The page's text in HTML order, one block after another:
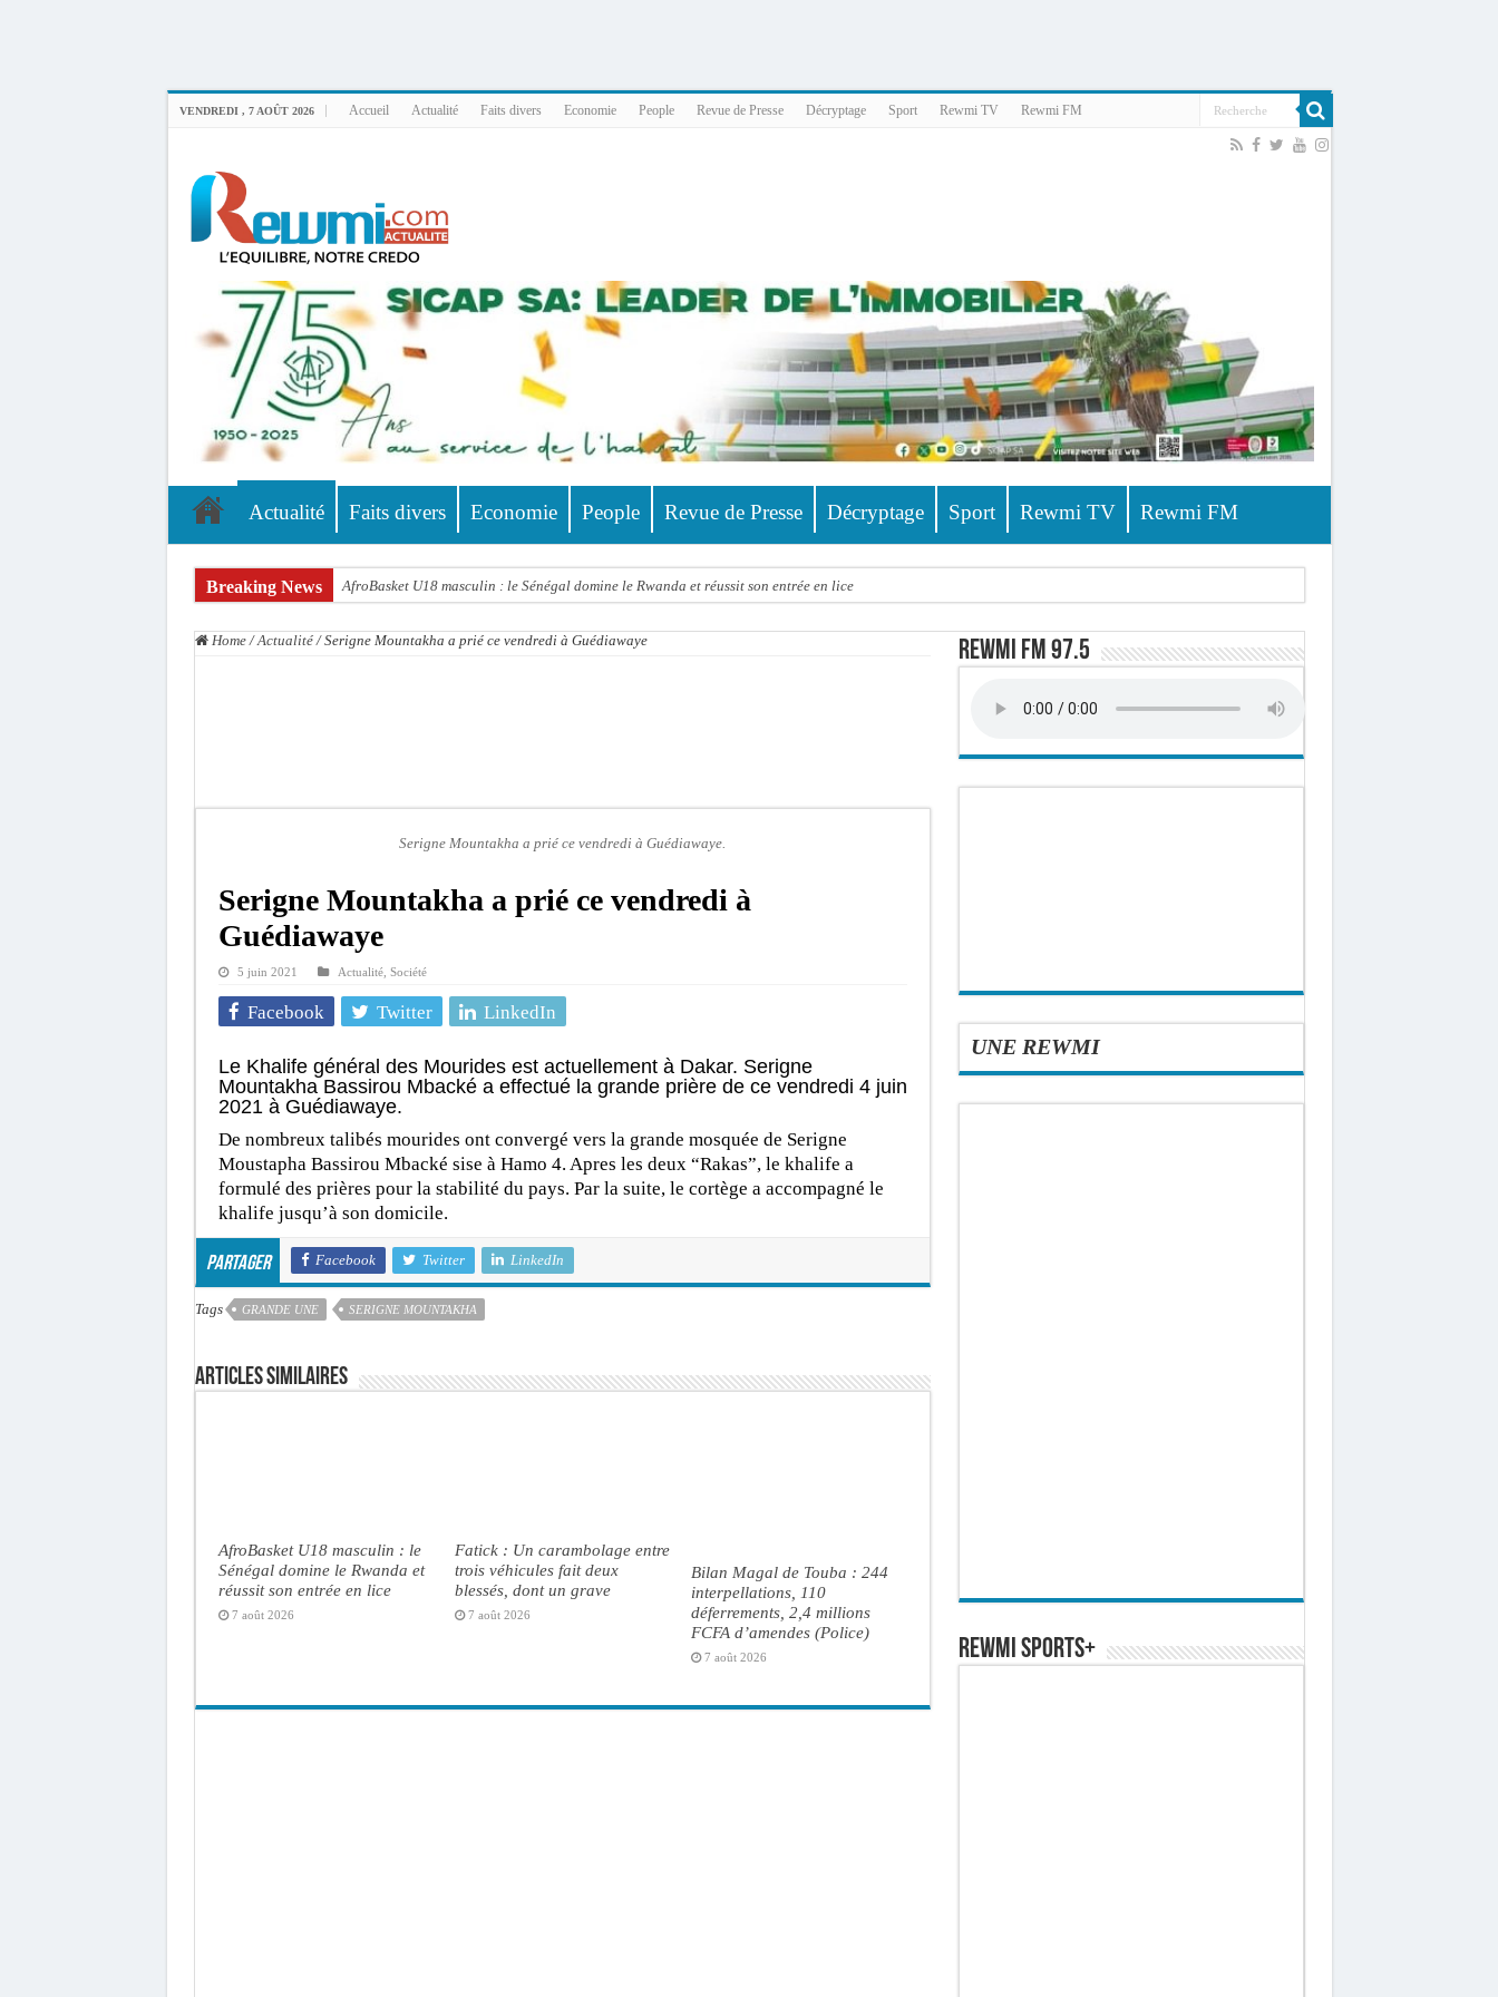
VENDREDI , 7 AOÛT 2026 Accueil Actualité Faits divers Economie People Revue de Presse Décryptage Sport Rewmi TV Rewmi FM
Actualité Faits divers Economie People Revue de Presse Décryptage Sport Rewmi TV Rewmi FM
Breaking News AfroBasket U18 masculin : le Sénégal domine le Rwanda et réussit son entrée en lice
Assemblée nationale : une session extraordinaire convoquée sur les exonérations fiscales et les licences de pêche
Chavirement d’une pirogue à Djibonker: une fillette décède, des rescapés dans un état critique
Kamb, l’Inspecteur de la jeunesse et des sports Guéladio Ba en tournée, un important lot de matériels sanitaire octroyé
Home / Actualité / Serigne Mountakha a prié ce vendredi à Guédiawaye
Serigne Mountakha a prié ce vendredi à Guédiawaye.
Serigne Mountakha a prié ce vendredi à
Guédiawaye
5 juin 2021 Actualité, Société
Facebook Twitter LinkedIn
Le Khalife général des Mourides est actuellement à Dakar. Serigne
Mountakha Bassirou Mbacké a effectué la grande prière de ce vendredi 4 juin
2021 à Guédiawaye.
De nombreux talibés mourides ont convergé vers la grande mosquée de Serigne
Moustapha Bassirou Mbacké sise à Hamo 4. Apres les deux “Rakas”, le khalife a
formulé des prières pour la stabilité du pays. Par la suite, le cortège a accompagné le
khalife jusqu’à son domicile.
Partager Facebook Twitter LinkedIn
Tags GRANDE UNE SERIGNE MOUNTAKHA
Articles similaires
AfroBasket U18 masculin : le
Sénégal domine le Rwanda et
réussit son entrée en lice
7 août 2026
Fatick : Un carambolage entre
trois véhicules fait deux
blessés, dont un grave
7 août 2026
Bilan Magal de Touba : 244
interpellations, 110
déferrements, 2,4 millions
FCFA d’amendes (Police)
7 août 2026
Rewmi FM 97.5
UNE REWMI
REWMI SPORTS+